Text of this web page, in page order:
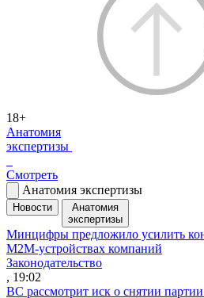
18+
Анатомия
экспертизы
Смотреть
Анатомия экспертизы
Новости
Анатомия
экспертизы
Минцифры предложило усилить
M2M-устройствах компаний
Законодательство
, 19:02
ВС рассмотрит иск о снятии